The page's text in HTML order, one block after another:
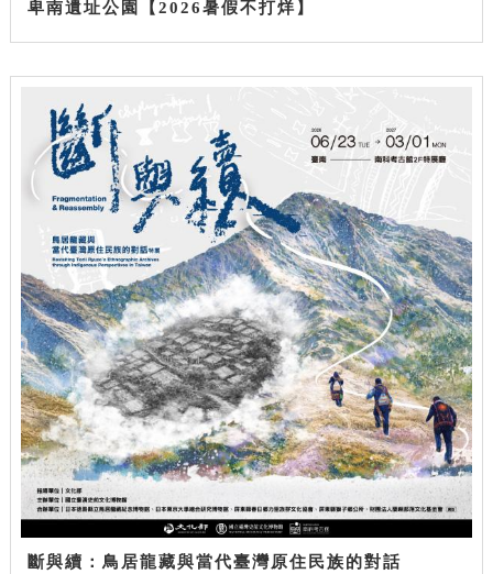
卑南遺址公園【2026暑假不打烊】
斷與續：鳥居龍藏與當代臺灣原住民族的對話